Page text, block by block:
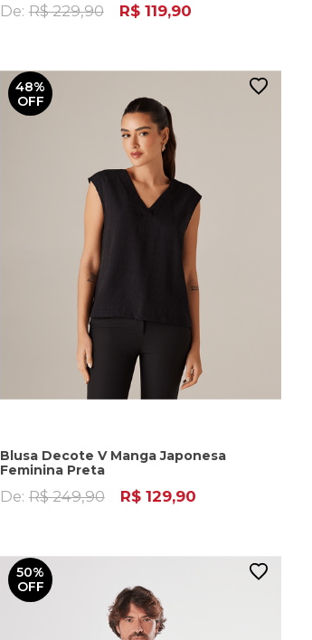
De: R$ 229,90 R$ 119,90
48%
OFF
Blusa Decote V Manga Japonesa
Feminina Preta
De: R$ 249,90 R$ 129,90
50%
OFF